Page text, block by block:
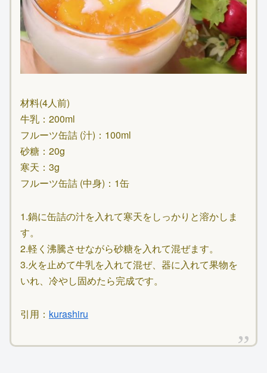
材料(4人前)
牛乳：200ml
フルーツ缶詰 (汁)：100ml
砂糖：20g
寒天：3g
フルーツ缶詰 (中身)：1缶
1.鍋に缶詰の汁を入れて寒天をしっかりと溶かしま
す。
2.軽く沸騰させながら砂糖を入れて混ぜます。
3.火を止めて牛乳を入れて混ぜ、器に入れて果物を
いれ、冷やし固めたら完成です。
引用： kurashiru